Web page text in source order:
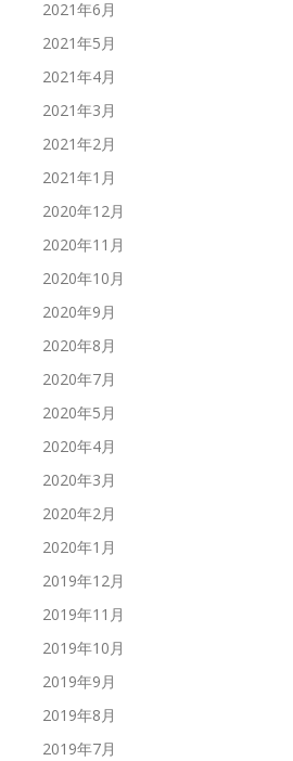
2021年6月
2021年5月
2021年4月
2021年3月
2021年2月
2021年1月
2020年12月
2020年11月
2020年10月
2020年9月
2020年8月
2020年7月
2020年5月
2020年4月
2020年3月
2020年2月
2020年1月
2019年12月
2019年11月
2019年10月
2019年9月
2019年8月
2019年7月